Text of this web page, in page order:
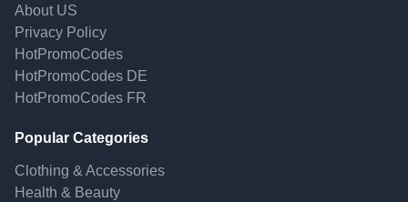
About US
Privacy Policy
HotPromoCodes
HotPromoCodes DE
HotPromoCodes FR
Popular Categories
Clothing & Accessories
Health & Beauty